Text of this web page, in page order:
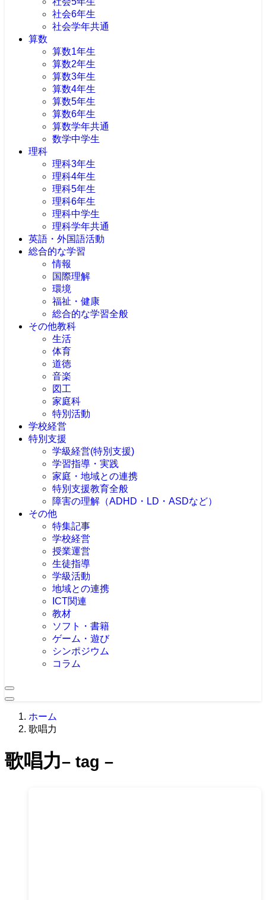
社会6年生
社会学年共通
算数
算数1年生
算数2年生
算数3年生
算数4年生
算数5年生
算数6年生
算数学年共通
数学中学生
理科
理科3年生
理科4年生
理科5年生
理科6年生
理科中学生
理科学年共通
英語・外国語活動
総合的な学習
情報
国際理解
環境
福祉・健康
総合的な学習全般
その他教科
生活
体育
道徳
音楽
図工
家庭科
特別活動
学校経営
特別支援
学級経営(特別支援)
学習指導・実践
家庭・地域との連携
特別支援教育全般
障害の理解（ADHD・LD・ASDなど）
その他
特集記事
学校経営
授業運営
生徒指導
学級活動
地域との連携
ICT関連
教材
ソフト・書籍
ゲーム・遊び
シンポジウム
コラム
ホーム
歌唱力
歌唱力– tag –